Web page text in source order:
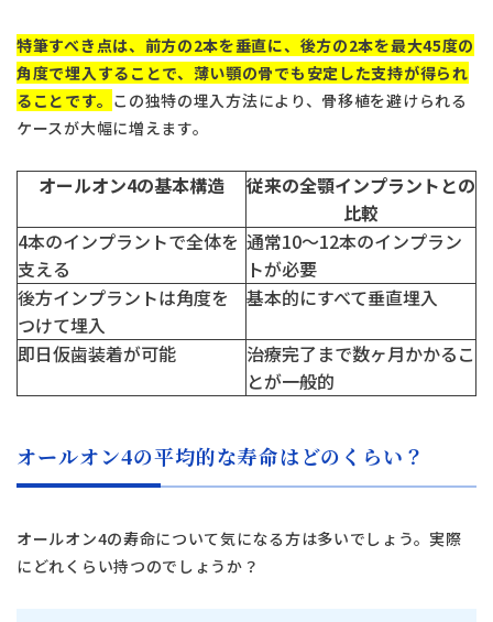
特筆すべき点は、前方の2本を垂直に、後方の2本を最大45度の
角度で埋入することで、薄い顎の骨でも安定した支持が得られ
ることです。 この独特の埋入方法により、骨移植を避けられる
ケースが大幅に増えます。
オールオン4の基本構造
従来の全顎インプラントとの
比較
4本のインプラントで全体を
支える
通常10〜12本のインプラン
トが必要
後方インプラントは角度を
つけて埋入
基本的にすべて垂直埋入
即日仮歯装着が可能
治療完了まで数ヶ月かかるこ
とが一般的
オールオン4の平均的な寿命はどのくらい？
オールオン4の寿命について気になる方は多いでしょう。実際
にどれくらい持つのでしょうか？